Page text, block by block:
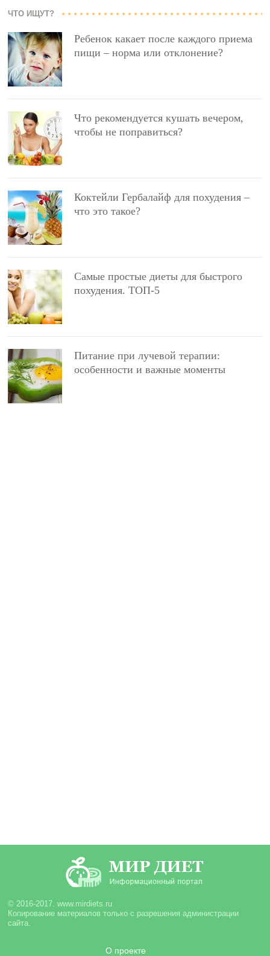
ЧТО ИЩУТ?
Ребенок какает после каждого приема
пищи – норма или отклонение?
Что рекомендуется кушать вечером,
чтобы не поправиться?
Коктейли Гербалайф для похудения –
что это такое?
Самые простые диеты для быстрого
похудения. ТОП-5
Питание при лучевой терапии:
особенности и важные моменты
© 2016-2017. www.mirdiets.ru
Копирование материалов только с разрешения администрации
сайта.
О проекте